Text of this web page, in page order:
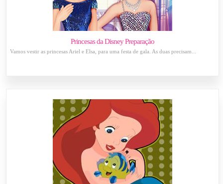
Princesas da Disney Preparação
Vamos vestir as princesas Ariel e Elsa, para uma festa de gala. As duas precisam...